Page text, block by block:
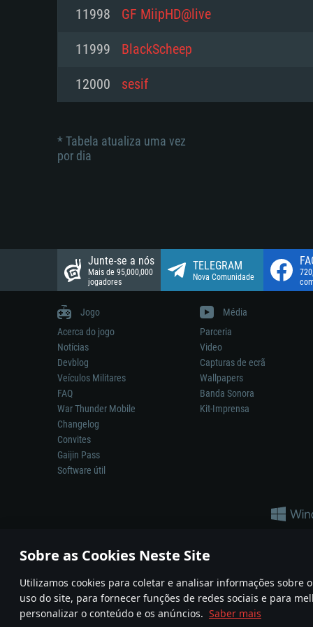
Sobre as Cookies Neste Site
Utilizamos cookies para coletar e analisar informações sobre
uso do site, para fornecer funções de redes sociais e para
personalizar o conteúdo e os anúncios. Saber mais
Disco: 23,1 GB
Network: Internet de banda larga.
Disco: 21,5 GB
Network: Internet de banda larga.
Disco: 21,5 GB
11998 GF MiipHD@live
11999 BlackScheep
12000 sesif
* Tabela atualiza uma vez
por dia
Junte-se a nós
Mais de 95,000,000
jogadores
TELEGRAM
Nova Comunidade
Jogo
Acerca do jogo
Notícias
Devblog
Veículos Militares
FAQ
War Thunder Mobile
Changelog
Convites
Gaijin Pass
Software útil
Média
Parceria
Video
Capturas de ecrã
Wallpapers
Banda Sonora
Kit-Imprensa
A reprodução de qualquer sistema de armas ou veículo neste
© 2011—2026 Gaijin Games Kft. All trademarks, logos and brand
Termos e condições Termos de Serviço